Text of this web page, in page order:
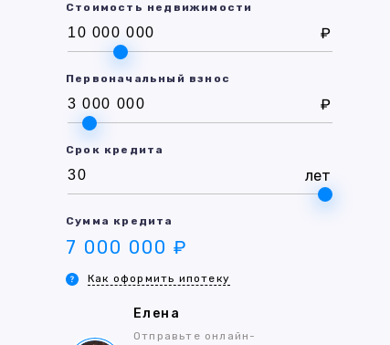
Стоимость недвижимости
₽
Первоначальный взнос
₽
Срок кредита
лет
Сумма кредита
7 000 000 ₽
Как оформить ипотеку
Елена
Отправьте онлайн-